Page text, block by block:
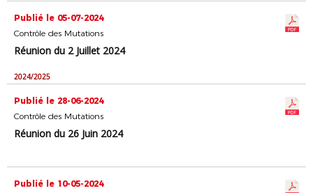
Publié le 05-07-2024
Contrôle des Mutations
Réunion du 2 Juillet 2024
2024/2025
Publié le 28-06-2024
Contrôle des Mutations
Réunion du 26 Juin 2024
Publié le 10-05-2024